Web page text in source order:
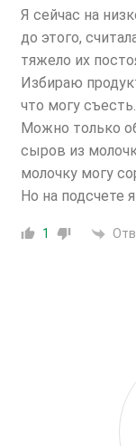
Я сейчас на
до этого,
тяжело их
Избираю
что могу съесть.
Можно только
сыров из
молочку могу
Но на подсчете
1